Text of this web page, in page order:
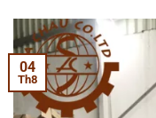
04
Th8